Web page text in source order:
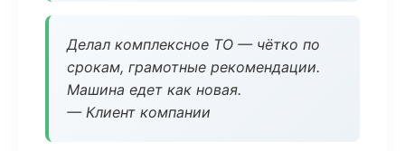
Делал комплексное ТО — чётко по
срокам, грамотные рекомендации.
Машина едет как новая.
— Клиент компании